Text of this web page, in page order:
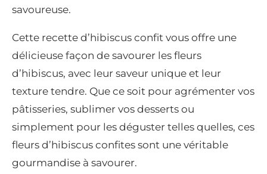
savoureuse.
Cette recette d’hibiscus confit vous offre une
délicieuse façon de savourer les fleurs
d’hibiscus, avec leur saveur unique et leur
texture tendre. Que ce soit pour agrémenter vos
pâtisseries, sublimer vos desserts ou
simplement pour les déguster telles quelles, ces
fleurs d’hibiscus confites sont une véritable
gourmandise à savourer.